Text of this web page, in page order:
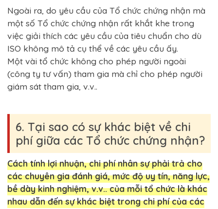
Ngoài ra, do yêu cầu của Tổ chức chứng nhận mà
một số Tổ chức chứng nhận rất khắt khe trong
việc giải thích các yêu cầu của tiêu chuẩn cho dù
ISO không mô tả cụ thể về các yêu cầu ấy.
Một vài tổ chức không cho phép người ngoài
(công ty tư vấn) tham gia mà chỉ cho phép người
giám sát tham gia, v.v..
6. Tại sao có sự khác biệt về chi
phí giữa các Tổ chức chứng nhận?
Cách tính lợi nhuận, chi phí nhân sự phải trả cho
các chuyên gia đánh giá, mức độ uy tín, năng lực,
bề dày kinh nghiệm, v.v.. của mỗi tổ chức là khác
nhau dẫn đến sự khác biệt trong chi phí của các